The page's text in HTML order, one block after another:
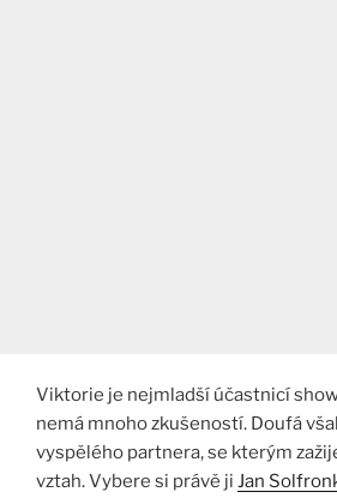
Viktorie je nejmladší účastnicí
nemá mnoho zkušeností. Doufá
vyspělého partnera, se kterým
vztah. Vybere si právě ji Jan